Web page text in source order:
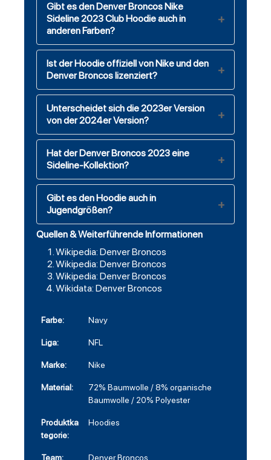
Gibt es den Denver Broncos Nike
Sideline 2023 Club Hoodie auch in
anderen Farben?
Ist der Hoodie offiziell von Nike und den
Denver Broncos lizenziert?
Unterscheidet sich die 2023er Version
von der 2024er Version?
Hat der Denver Broncos 2023 eine
Sideline-Kollektion?
Gibt es den Hoodie auch in
Jugendgrößen?
Quellen & Weiterführende Informationen
Wikipedia: Denver Broncos
Wikipedia: Denver Broncos
Wikipedia: Denver Broncos
Wikidata: Denver Broncos
Farbe: Navy
Liga: NFL
Marke: Nike
Material:
72% Baumwolle / 8% organische
Baumwolle / 20% Polyester
Produktka
tegorie:
Hoodies
Team: Denver Broncos